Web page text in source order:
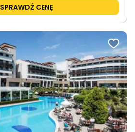
SPRAWDŹ CENĘ